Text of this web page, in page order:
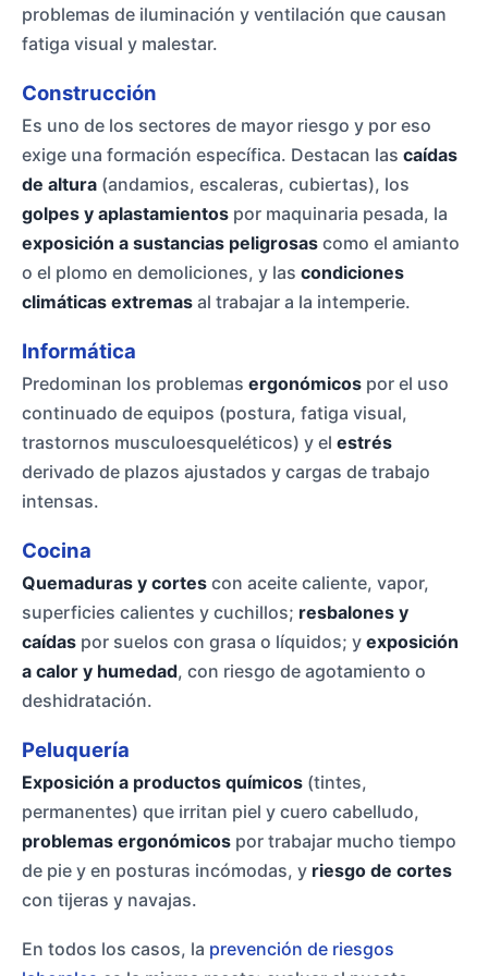
problemas de iluminación y ventilación que causan
fatiga visual y malestar.
Construcción
Es uno de los sectores de mayor riesgo y por eso
exige una formación específica. Destacan las caídas
de altura (andamios, escaleras, cubiertas), los
golpes y aplastamientos por maquinaria pesada, la
exposición a sustancias peligrosas como el amianto
o el plomo en demoliciones, y las condiciones
climáticas extremas al trabajar a la intemperie.
Informática
Predominan los problemas ergonómicos por el uso
continuado de equipos (postura, fatiga visual,
trastornos musculoesqueléticos) y el estrés
derivado de plazos ajustados y cargas de trabajo
intensas.
Cocina
Quemaduras y cortes con aceite caliente, vapor,
superficies calientes y cuchillos; resbalones y
caídas por suelos con grasa o líquidos; y exposición
a calor y humedad, con riesgo de agotamiento o
deshidratación.
Peluquería
Exposición a productos químicos (tintes,
permanentes) que irritan piel y cuero cabelludo,
problemas ergonómicos por trabajar mucho tiempo
de pie y en posturas incómodas, y riesgo de cortes
con tijeras y navajas.
En todos los casos, la prevención de riesgos